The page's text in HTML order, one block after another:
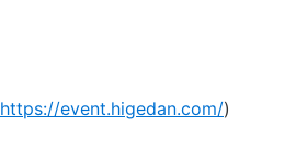
https://event.higedan.com/)